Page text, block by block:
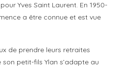
Yves Saint Laurent. En 1950-
a être connue et est vue
de prendre leurs retraites
petit-fils Ylan s’adapte au